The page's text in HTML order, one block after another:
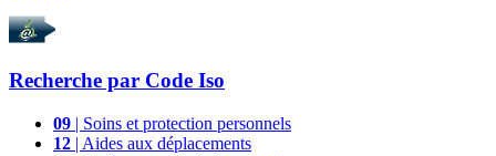
Recherche par Code Iso
09 | Soins et protection personnels
12 | Aides aux déplacements